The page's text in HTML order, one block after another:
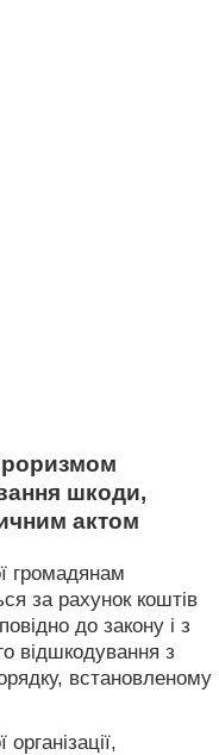
шкоди,
актом
громадянам
за рахунок коштів
до закону і з
відшкодування з
встановленому